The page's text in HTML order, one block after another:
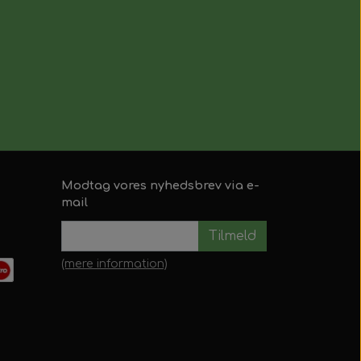
Modtag vores nyhedsbrev via e-
mail
Tilmeld
(mere information)